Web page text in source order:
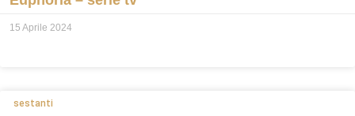
15 Aprile 2024
sestanti